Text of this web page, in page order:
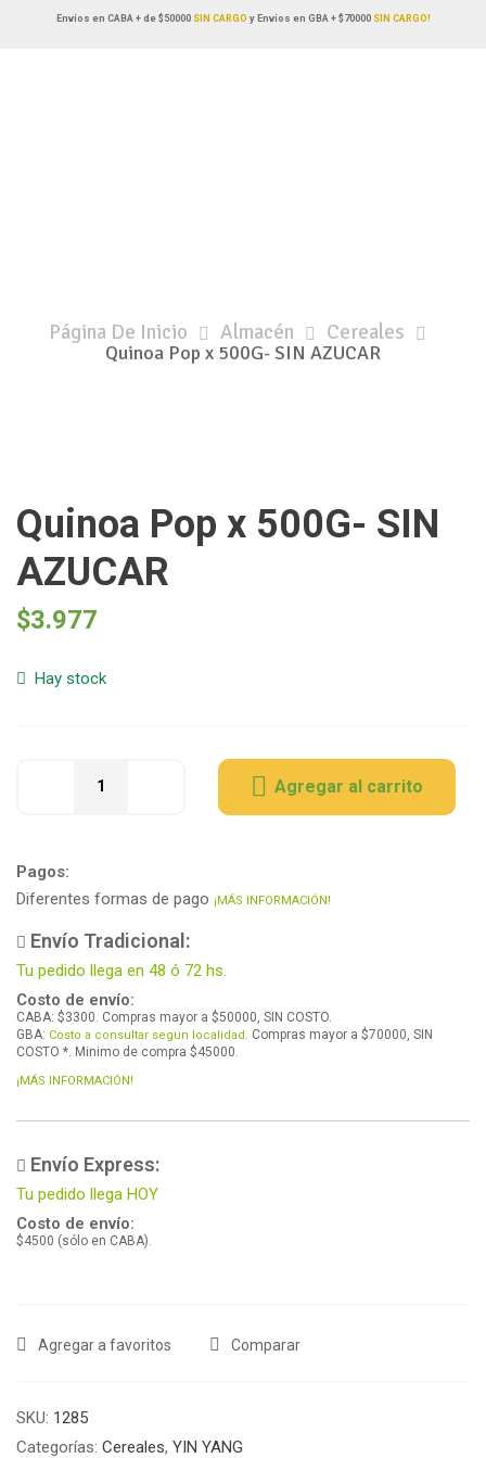
Envíos en CABA + de $50000SIN CARGO y Envíos en GBA + $70000 SIN CARGO!
Página De Inicio Almacén Cereales
Quinoa Pop x 500G- SIN AZUCAR
Quinoa Pop x 500G- SIN
AZUCAR
$3.977
Hay stock
Agregar al carrito
Pagos:
Diferentes formas de pago ¡MÁS INFORMACIÓN!
Envío Tradicional:
Tu pedido llega en 48 ó 72 hs.
Costo de envío:
CABA: $3300. Compras mayor a $50000, SIN COSTO.
GBA: Costo a consultar segun localidad.
Compras mayor a $70000, SIN
COSTO *. Minimo de compra $45000.
¡MÁS INFORMACIÓN!
Envío Express:
Tu pedido llega HOY
Costo de envío:
$4500 (sólo en CABA).
Agregar a favoritos Comparar
SKU: 1285
Categorías: Cereales, YIN YANG